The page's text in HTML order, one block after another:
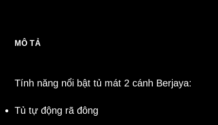
MÔ TẢ
Tính năng nổi bật tủ mát 2 cánh Berjaya:
Tủ tự động rã đông